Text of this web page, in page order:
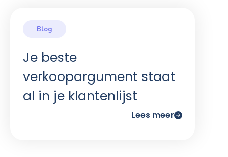
Je beste
verkoopargument staat
al in je klantenlijst
Lees meer